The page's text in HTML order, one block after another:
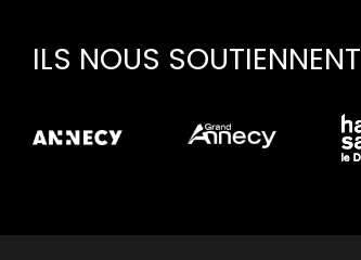
ILS NOUS SOUTIENNENT